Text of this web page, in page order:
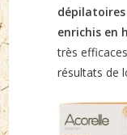
dépilatoires
enrichis en
très
résultats de